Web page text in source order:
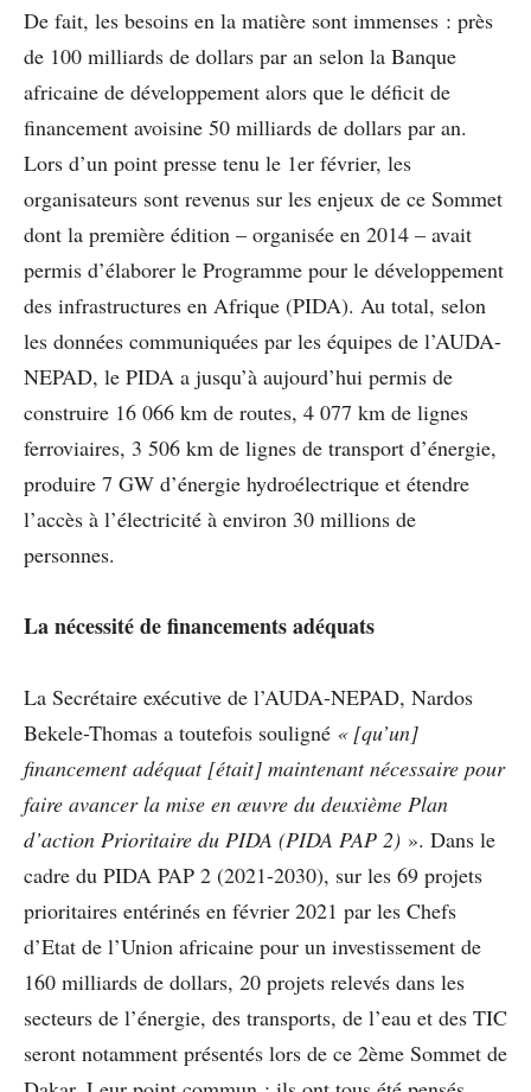
De fait, les besoins en la matière sont immenses : près
de 100 milliards de dollars par an selon la Banque
africaine de développement alors que le déficit de
financement avoisine 50 milliards de dollars par an.
Lors d’un point presse tenu le 1er février, les
organisateurs sont revenus sur les enjeux de ce Sommet
dont la première édition – organisée en 2014 – avait
permis d’élaborer le Programme pour le développement
des infrastructures en Afrique (PIDA). Au total, selon
les données communiquées par les équipes de l’AUDA-
NEPAD, le PIDA a jusqu’à aujourd’hui permis de
construire 16 066 km de routes, 4 077 km de lignes
ferroviaires, 3 506 km de lignes de transport d’énergie,
produire 7 GW d’énergie hydroélectrique et étendre
l’accès à l’électricité à environ 30 millions de
personnes.
La nécessité de financements adéquats
La Secrétaire exécutive de l’AUDA-NEPAD, Nardos
Bekele-Thomas a toutefois souligné « [qu’un]
financement adéquat [était] maintenant nécessaire pour
faire avancer la mise en œuvre du deuxième Plan
d’action Prioritaire du PIDA (PIDA PAP 2) ». Dans le
cadre du PIDA PAP 2 (2021-2030), sur les 69 projets
prioritaires entérinés en février 2021 par les Chefs
d’Etat de l’Union africaine pour un investissement de
160 milliards de dollars, 20 projets relevés dans les
secteurs de l’énergie, des transports, de l’eau et des TIC
seront notamment présentés lors de ce 2ème Sommet de